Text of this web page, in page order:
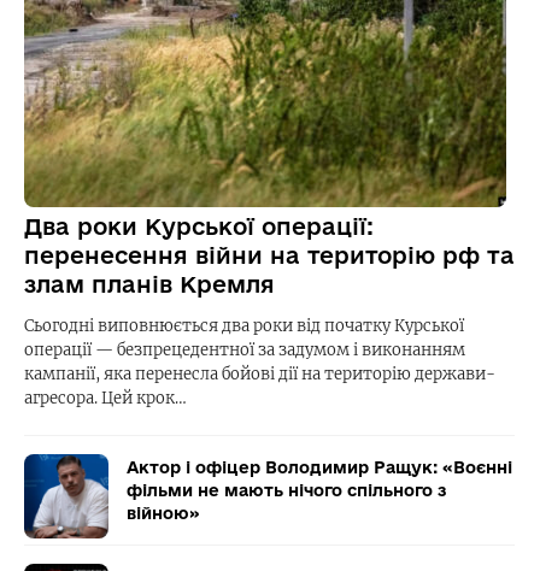
Два роки Курської операції:
перенесення війни на територію рф та
злам планів Кремля
Сьогодні виповнюється два роки від початку Курської
операції — безпрецедентної за задумом і виконанням
кампанії, яка перенесла бойові дії на територію держави-
агресора. Цей крок…
Актор і офіцер Володимир Ращук: «Воєнні
фільми не мають нічого спільного з
війною»